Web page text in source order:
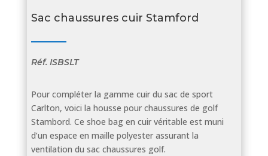
Sac chaussures cuir Stamford
Réf. ISBSLT
Pour compléter la gamme cuir du sac de sport
Carlton, voici la housse pour chaussures de golf
Stambord. Ce shoe bag en cuir véritable est muni
d’un espace en maille polyester assurant la
ventilation du sac chaussures golf.